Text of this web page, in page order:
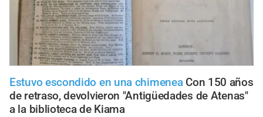
Estuvo escondido en una chimenea Con 150 años
de retraso, devolvieron "Antigüedades de Atenas"
a la biblioteca de Kiama